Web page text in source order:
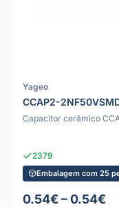
Yageo
CCAP2-
Capacitor cerâmico
2379
Embalagem com 25
0.54€ – 0.54€